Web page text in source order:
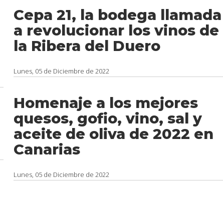
Cepa 21, la bodega llamada
a revolucionar los vinos de
la Ribera del Duero
Lunes, 05 de Diciembre de 2022
Homenaje a los mejores
quesos, gofio, vino, sal y
aceite de oliva de 2022 en
Canarias
Lunes, 05 de Diciembre de 2022